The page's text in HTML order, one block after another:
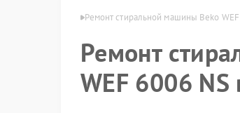
Ремонт стиральной машины Beko
Ремонт
WEF 6006